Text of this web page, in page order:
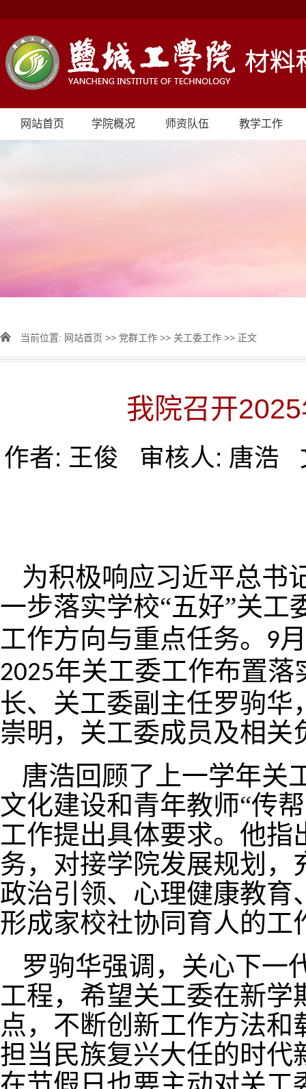
网站首页 学院概况 师资队伍 教学工作
当前位置: 网站首页 >> 党群工作 >> 关工委工作 >> 正文
我院召开
作者: 王俊 审核人: 唐浩
为积极响应习近平总书
一步落实学校“五好”关工
工作方向与重点任务。 9月
2025年关工委工作布置落
长、关工委副主任罗驹
崇明， 关工委成员及相关
唐浩回顾了上一学年关
文化建设和青年教师“传
工作提出具体要求。他
务，对接学院发展规划，
政治引领、心理健康教育
形成家校社协同育人的工
罗驹华强调，关心下一
工程，希望关工委在新
点，不断创新工作方法
担当民族复兴大任的时代